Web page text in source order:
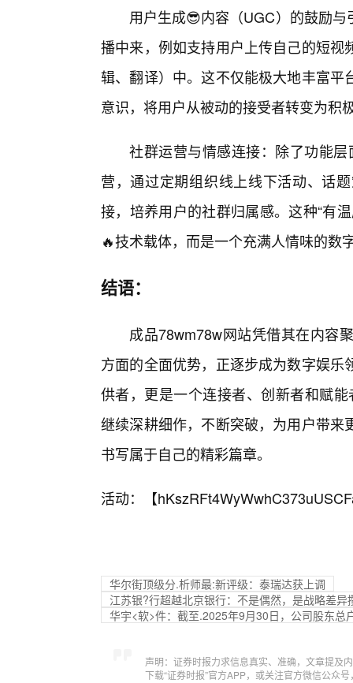
用户生成😎内容（UGC）的鼓励
播中来，例如支持用户上传自己的短
辑、翻译）中。这不仅能极大地丰富
意识，将用户从被动的接受者转变为积
社群运营与情感连接：除了功能
营，通过定期组织线上线下活动、话
接，培养用户的社群归属感。这种“有
🔥技术载体，而是一个充满人情味的数
结语：
成品78wm78w网站凭借其在内容
方面的全面优势，正逐步成为数字娱
供者，更是一个连接者、创新者和赋
继续深耕细作，不断突破，为用户带
书写属于自己的精彩篇章。
活动：【
华尔街顶级分.析师最:新评级：泰瑞达获上调
江苏银?行超越北京银行：不是偶然，是战略差异
华宇<软>件：截至.2025年9月30日，公司股东总
声明：证券时报力求信息真实、准确，文章提及
下载“证券时报”官方APP，或关注官方微信公众